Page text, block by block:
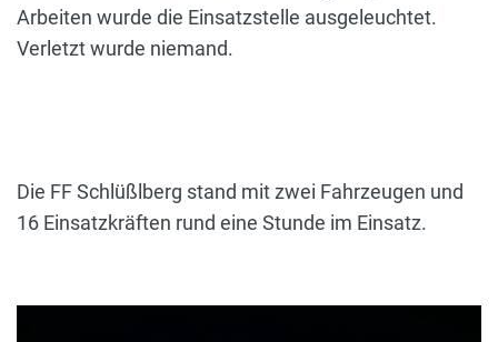
Arbeiten wurde die Einsatzstelle ausgeleuchtet.
Verletzt wurde niemand.
Die FF Schlüßlberg stand mit zwei Fahrzeugen und
16 Einsatzkräften rund eine Stunde im Einsatz.